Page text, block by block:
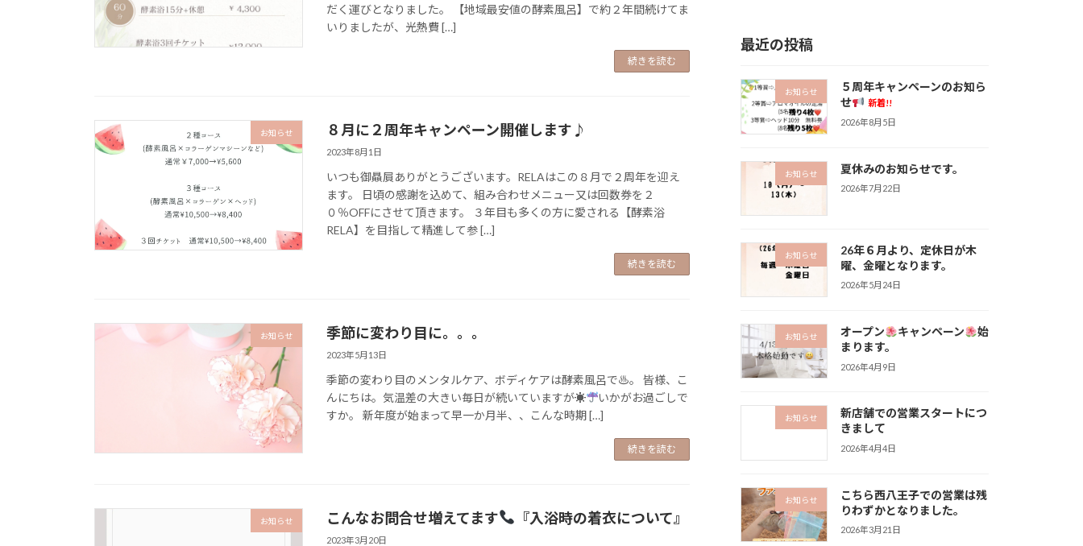
だく運びとなりました。 【地域最安値の酵素風呂】で約２年間続けてま
いりましたが、光熱費 […]
続きを読む
お知らせ ８月に２周年キャンペーン開催します♪
2023年8月1日
いつも御贔屓ありがとうございます。RELAはこの８月で２周年を迎え
ます。 日頃の感謝を込めて、組み合わせメニュー又は回数券を２
０％OFFにさせて頂きます。 ３年目も多くの方に愛される【酵素浴
RELA】を目指して精進して参 […]
続きを読む
お知らせ 季節に変わり目に。。。
2023年5月13日
季節の変わり目のメンタルケア、ボディケアは酵素風呂で♨。 皆様、こ
んにちは。気温差の大きい毎日が続いていますが☀
いかがお過ごしで
すか。 新年度が始まって早一か月半、、こんな時期 […]
続きを読む
お知らせ こんなお問合せ増えてます 『入浴時の着衣について』
2023年3月20日
最近の投稿
お知らせ
５周年キャンペーンのお知ら
せ
新着!!
2026年8月5日
お知らせ 夏休みのお知らせです。
2026年7月22日
お知らせ
26年６月より、定休日が木
曜、金曜となります。
2026年5月24日
お知らせ オープン キャンペーン
始
まります。
2026年4月9日
お知らせ
新店舗での営業スタートにつ
きまして
2026年4月4日
お知らせ
こちら西八王子での営業は残
りわずかとなりました。
2026年3月21日